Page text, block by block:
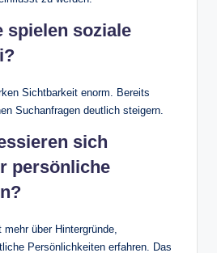
spielen soziale
Sichtbarkeit enorm. Bereits
Suchanfragen deutlich steigern.
sich
persönliche
über Hintergründe,
Persönlichkeiten erfahren. Das